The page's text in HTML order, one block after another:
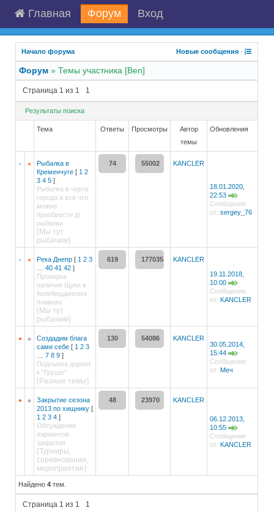
Главная Форум Вход
Начало форума Новые сообщения ·
Форум » Темы участника [Ben]
Страница 1 из 1 1
Результаты поиска
Тема Ответы Просмотры
Автор
темы
Обновления
Рыбалка в
Кременчуге [ 1 2
3 4 5 ]
Рыбалка в черте
города и всё что
можно
приобрести д/
рыбалки
[ Мы тут
рыбачим]
74 55002 KANCLER
18.01.2020,
22:53
Сообщение
от:sergey_76
Река Днепр [ 1 2 3
…40 41 42 ]
Проверка
наличия Щуки в
Келебердинских
плавнях
[ Мы тут
рыбачим]
619 177035
KANCLER
19.11.2018,
10:00
Сообщение
от:KANCLER
Создадим блага
сами себе [ 1 2 3
…7 8 9 ]
Подсыпка дороги
к "Груше"
[ Разные темы]
130 54086
KANCLER
30.05.2014,
15:44
Сообщение
от:Меч
Закрытие сезона
2013 по хищнику [
1 2 3 4 ]
Обсуждение
вариантов
закрытия
[Турниры,
соревнования,
мероприятия]
48 23970 KANCLER
06.12.2013,
10:55
Сообщение
от:KANCLER
Найдено4 тем.
Страница 1 из 1 1